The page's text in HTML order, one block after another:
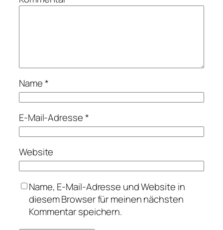
Name*
E-Mail-Adresse*
Website
Name, E-Mail-Adresse und Website in
diesem Browser für meinen nächsten
Kommentar speichern.